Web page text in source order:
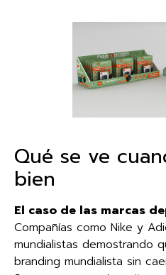
Qué se ve
bien
El caso de las marcas
Compañías como Nike y
mundialistas demostrando
branding mundialista sin